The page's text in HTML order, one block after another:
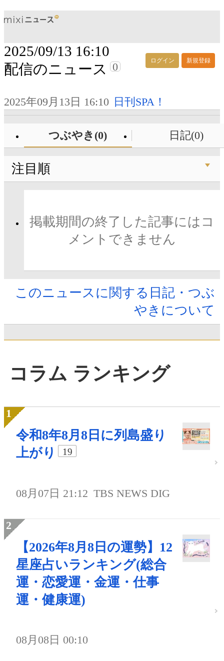
ログイン 新規登録
2025/09/13 16:10
配信のニュース
0
2025年09月13日 16:10 日刊SPA！
つぶやき(0) 日記(0)
注目順
掲載期間の終了した記事にはコ
メントできません
このニュースに関する日記・つぶ
やきについて
コラム ランキング
令和8年8月8日に列島盛り
上がり
19
08月07日 21:12 TBS NEWS DIG
【2026年8月8日の運勢】12
星座占いランキング(総合
運・恋愛運・金運・仕事
運・健康運)
08月08日 00:10